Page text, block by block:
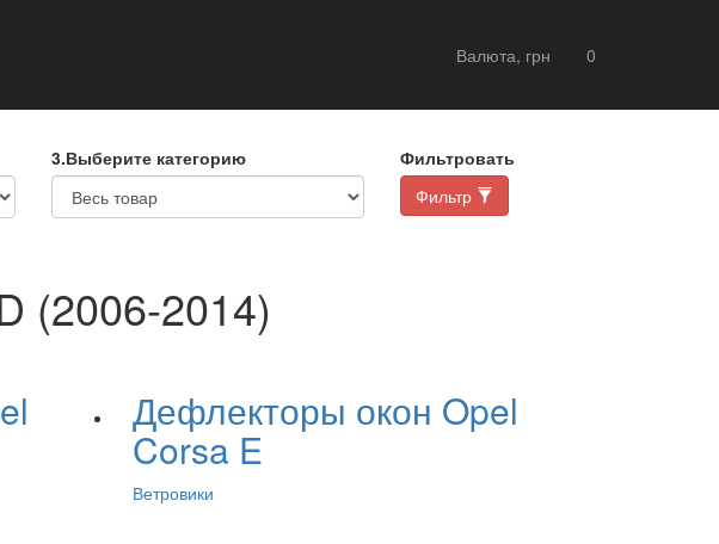
Валюта, грн 0
3.Выберите категорию
Фильтровать
Фильтр
(2006-2014)
Дефлекторы окон Opel
Corsa E
Ветровики